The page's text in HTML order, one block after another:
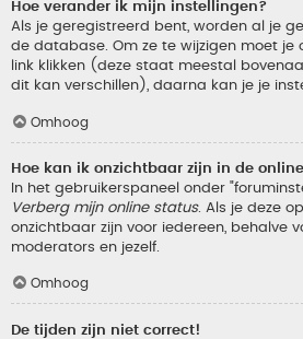
Hoe verander ik mijn instellingen?
Als je geregistreerd bent, worden al je
de database. Om ze te wijzigen moet je
link klikken (deze staat meestal
dit kan verschillen), daarna kan je je
Omhoog
Hoe kan ik onzichtbaar zijn in de
In het gebruikerspaneel onder
Verberg mijn online status. Als je deze
onzichtbaar zijn voor iedereen, behalve
moderators en jezelf.
Omhoog
De tijden zijn niet correct!